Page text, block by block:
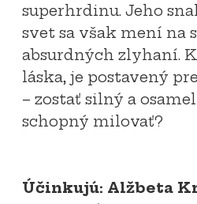
superhrdinu. Jeho
svet sa však mení na
absurdných zlyhaní.
láska, je postavený
– zostať silný a
schopný milovať?
Účinkujú: Alžbeta